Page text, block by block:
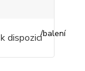
/balení
dispozici